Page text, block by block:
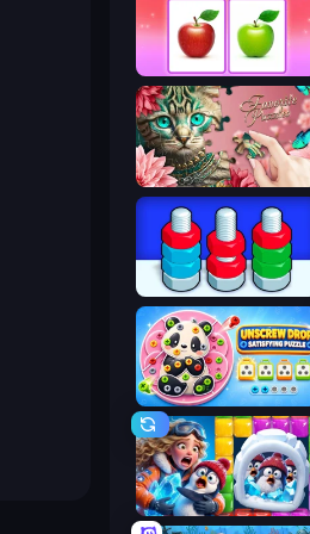
What's The Difference?
Favorite Puzzles
Unscrew Drop: Satisfying Puzzle
Captain Blast